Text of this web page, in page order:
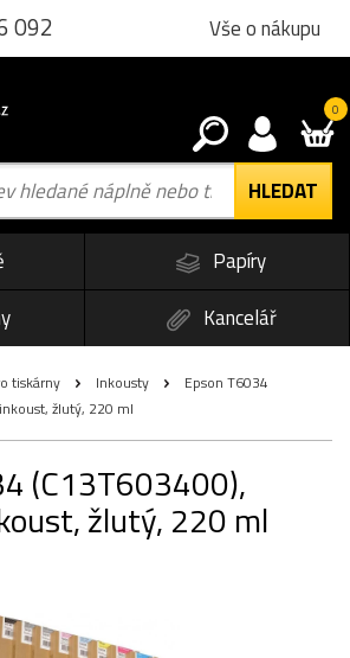
092 Vše o nákupu
0
Papíry
Kancelář
tiskárny Inkousty
Epson T6034
žlutý, 220 ml
(C13T603400),
žlutý, 220 ml